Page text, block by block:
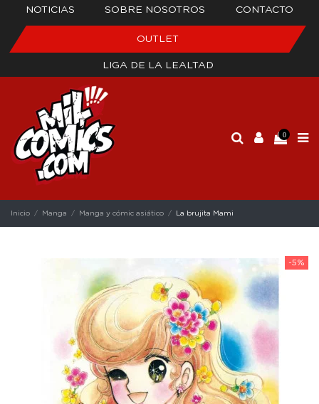
NOTICIAS SOBRE NOSOTROS CONTACTO
OUTLET
LIGA DE LA LEALTAD
0
Inicio Manga Manga y cómic asiático La brujita Mami
-5%